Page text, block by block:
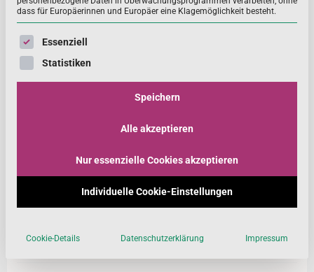
Kodex der ethischen Grundsätze
Der Arbeitskreis Nahrungsergänzungsmittel (AK NEM)
vertritt Unternehmen, die mit dem Ziel, einen Beitrag für
eine nachhaltig gesunde Ernährung zu leis
Neue Beiträge
dass für Europäerinnen und Europäer eine Klagemöglichkeit besteht.
Es folgt eine Liste der Service-Gruppen, für die eine
Essenziell
Statistiken
Speichern
Alle akzeptieren
Nur essenzielle Cookies akzeptieren
Individuelle Cookie-Einstellungen
Cookie-Details Datenschutzerklärung Impressum